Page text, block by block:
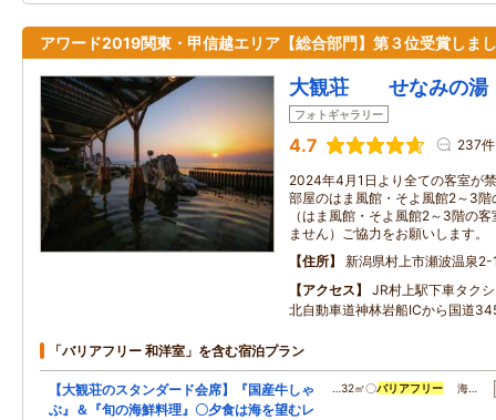
アワード2019関東・甲信越エリア【総合部門】第３位受賞しま
大観荘 せなみの湯
フォトギャラリー
4.7 237件
2024年4月1日より全ての客室が
部屋のはま風館・そよ風館2～3
（はま風館・そよ風館2～3階の
ません）ご協力をお願いします。
住所
新潟県村上市瀬波温泉
アクセス
JR村上駅下車タク
北自動車道神林岩船ICから国道
「バリアフリー 和洋室」を含む宿泊プラン
【大観荘のスタンダード会席】『国産牛しゃ
ぶ』＆『旬の海鮮料理』〇夕食は海を望むレ
…32㎡〇バリアフリー 海…